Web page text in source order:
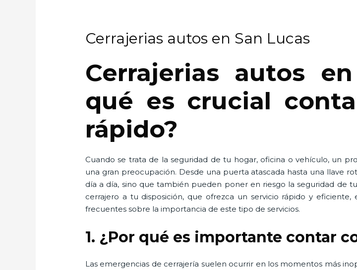
Cerrajerias autos en San Lucas
Cerrajerias autos
qué es crucial
rápido?
Cuando se trata de la seguridad de tu hogar, oficina o vehículo, un
una gran preocupación. Desde una puerta atascada hasta una llave
día a día, sino que también pueden poner en riesgo la seguridad de
cerrajero a tu disposición, que ofrezca un servicio rápido y
frecuentes sobre la importancia de este tipo de servicios.
1. ¿Por qué es importante contar
Las emergencias de cerrajería suelen ocurrir en los momentos más